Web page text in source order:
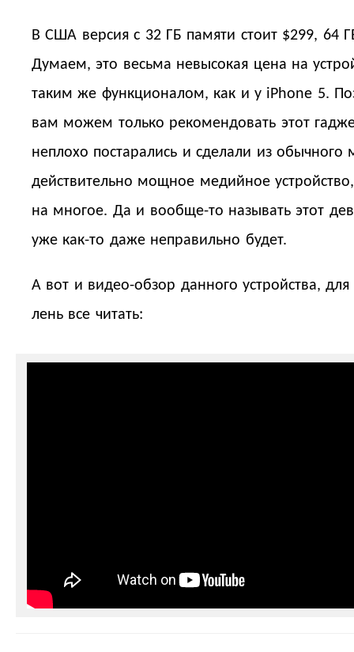
В США версия с 32 ГБ памяти стоит $299, 64
Думаем, это весьма невысокая цена на
таким же функционалом, как и у iPhone 5.
вам можем только рекомендовать этот
неплохо постарались и сделали из обычного
действительно мощное медийное
на многое. Да и вообще-то называть этот
уже как-то даже неправильно будет.
А вот и видео-обзор данного устройства, для
лень все читать: